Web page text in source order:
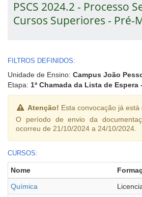
PSCS 2024.2 - Processo
Cursos Superiores - Pré-
FILTROS DEFINIDOS:
Unidade de Ensino: Campus João
Etapa: 1ª Chamada da Lista de
Atenção! Esta convocação já está
O período de envio da
ocorreu de 21/10/2024 a 24/10/2024.
CURSOS:
Nome
Química